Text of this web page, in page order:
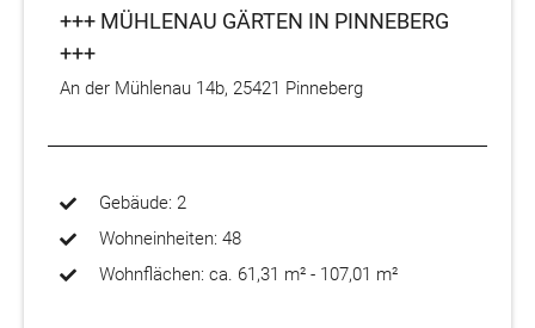
+++ MÜHLENAU GÄRTEN IN PINNEBERG
+++
An der Mühlenau 14b, 25421 Pinneberg
Gebäude: 2
Wohneinheiten: 48
Wohnflächen: ca. 61,31 m² - 107,01 m²